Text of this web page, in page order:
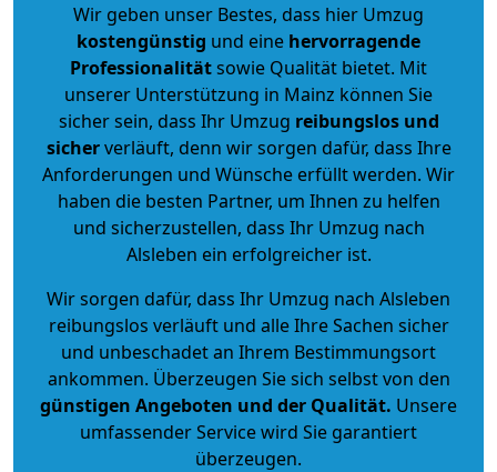
Wir geben unser Bestes, dass hier Umzug
kostengünstig und eine hervorragende
Professionalitätsowie Qualität bietet. Mit
unserer Unterstützung in Mainz können Sie
sicher sein, dass Ihr Umzug reibungslos und
sicherverläuft, denn wir sorgen dafür, dass Ihre
Anforderungen und Wünsche erfüllt werden. Wir
haben die besten Partner, um Ihnen zu helfen
und sicherzustellen, dass Ihr Umzug nach
Alsleben ein erfolgreicher ist.
Wir sorgen dafür, dass Ihr Umzug nach Alsleben
reibungslos verläuft und alle Ihre Sachen sicher
und unbeschadet an Ihrem Bestimmungsort
ankommen. Überzeugen Sie sich selbst von den
günstigen Angeboten und der Qualität. Unsere
umfassender Service wird Sie garantiert
überzeugen.